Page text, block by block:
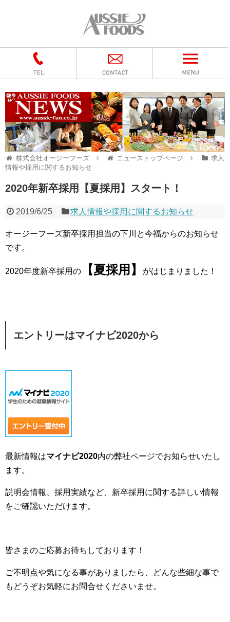
株式会社オージーフーズ ニューストップページ
求人
情報や採用に関するお知らせ
2020年新卒採用【夏採用】スタート！
2019/6/25 求人情報や採用に関するお知らせ
オージーフーズ新卒採用担当の下川と今福からのお知らせ
です。
2020年度新卒採用の 【夏採用】 がはじまりました！
エントリーはマイナビ2020から
最新情報はマイナビ2020内の弊社ページでお知らせいたし
ます。
説明会情報、採用実績など、新卒採用に関する詳しい情報
をご確認いただけます。
皆さまのご応募お待ちしております！
ご不明点や気になる事がありましたら、どんな些細な事で
もどうぞお気軽にお問合せくださいませ。